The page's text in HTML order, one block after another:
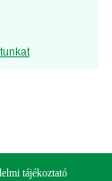
tájékoztató